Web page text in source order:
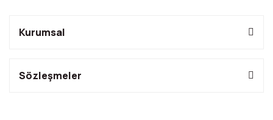
Kurumsal
Sözleşmeler